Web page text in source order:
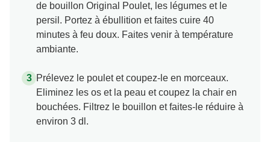
de bouillon Original Poulet, les légumes et le
persil. Portez à ébullition et faites cuire 40
minutes à feu doux. Faites venir à température
ambiante.
Prélevez le poulet et coupez-le en morceaux.
Eliminez les os et la peau et coupez la chair en
bouchées. Filtrez le bouillon et faites-le réduire à
environ 3 dl.